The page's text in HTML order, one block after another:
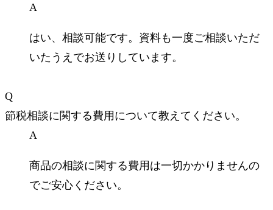
A
はい、相談可能です。資料も一度ご相談いただ
いたうえでお送りしています。
Q
節税相談に関する費用について教えてください。
A
商品の相談に関する費用は一切かかりませんの
でご安心ください。